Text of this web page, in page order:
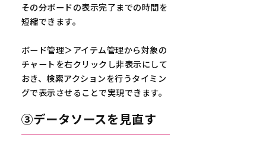
その分ボードの表示完了までの時間を
短縮できます。
ボード管理＞アイテム管理から対象の
チャートを右クリックし非表示にして
おき、検索アクションを行うタイミン
グで表示させることで実現できます。
③データソースを見直す